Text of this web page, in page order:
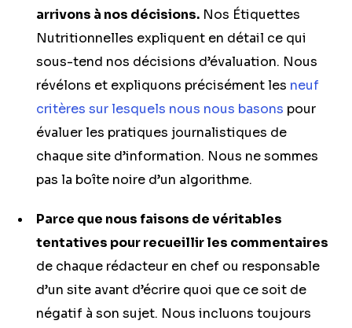
arrivons à nos décisions. Nos Étiquettes
Nutritionnelles expliquent en détail ce qui
sous-tend nos décisions d’évaluation. Nous
révélons et expliquons précisément les neuf
critères sur lesquels nous nous basons pour
évaluer les pratiques journalistiques de
chaque site d’information. Nous ne sommes
pas la boîte noire d’un algorithme.
Parce que nous faisons de véritables
tentatives pour recueillir les commentaires
de chaque rédacteur en chef ou responsable
d’un site avant d’écrire quoi que ce soit de
négatif à son sujet. Nous incluons toujours